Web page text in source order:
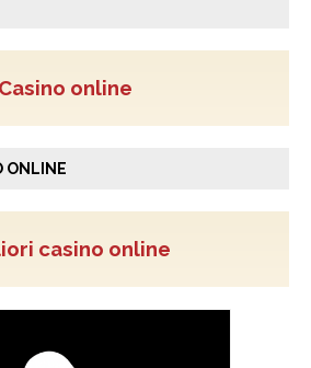
Casino online
ONLINE
casino online